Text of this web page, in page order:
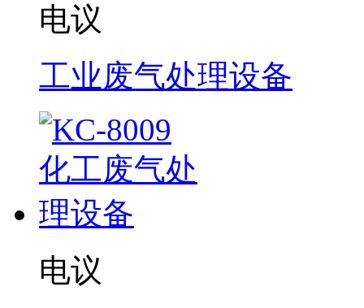
电议
工业废气处理设备
电议